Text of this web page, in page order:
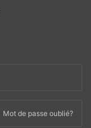
Mot de passe oublié?